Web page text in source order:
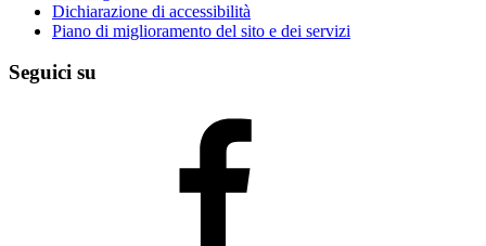
Dichiarazione di accessibilità
Piano di miglioramento del sito e dei servizi
Seguici su